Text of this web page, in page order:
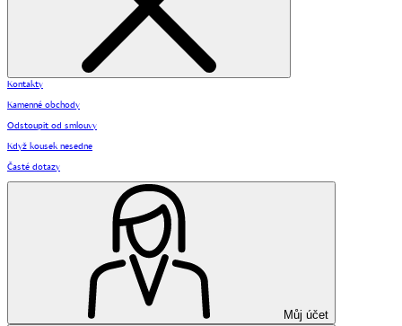
Kontakty
Kamenné obchody
Odstoupit od smlouvy
Když kousek nesedne
Časté dotazy
Můj účet